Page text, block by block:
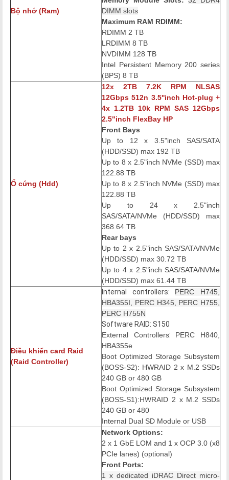
Bộ nhớ (Ram)
DIMM slots
Maximum RAM RDIMM:
RDIMM 2 TB
LRDIMM 8 TB
NVDIMM 128 TB
Intel Persistent Memory 200 series
(BPS) 8 TB
Ổ cứng (Hdd)
12x 2TB 7.2K RPM NLSAS
12Gbps 512n 3.5''inch Hot-plug +
4x 1.2TB 10k RPM SAS 12Gbps
2.5"inch FlexBay HP
Front Bays
Up to 12 x 3.5"inch SAS/SATA
(HDD/SSD) max 192 TB
Up to 8 x 2.5"inch NVMe (SSD) max
122.88 TB
Up to 8 x 2.5"inch NVMe (SSD) max
122.88 TB
Up to 24 x 2.5"inch
SAS/SATA/NVMe (HDD/SSD) max
368.64 TB
Rear bays
Up to 2 x 2.5"inch SAS/SATA/NVMe
(HDD/SSD) max 30.72 TB
Up to 4 x 2.5"inch SAS/SATA/NVMe
(HDD/SSD) max 61.44 TB
Điều khiển card Raid
(Raid Controller)
Internal controllers: PERC H745,
HBA355I, PERC H345, PERC H755,
PERC H755N
Software RAID: S150
External Controllers: PERC H840,
HBA355e
Boot Optimized Storage Subsystem
(BOSS-S2): HWRAID 2 x M.2 SSDs
240 GB or 480 GB
Boot Optimized Storage Subsystem
(BOSS-S1):HWRAID 2 x M.2 SSDs
240 GB or 480
Internal Dual SD Module or USB
Network Options:
2 x 1 GbE LOM and 1 x OCP 3.0 (x8
PCIe lanes) (optional)
Front Ports:
1 x dedicated iDRAC Direct micro-